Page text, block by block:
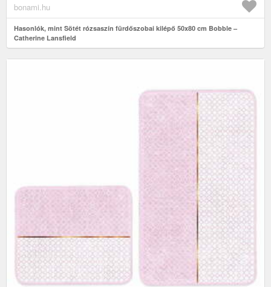
bonami.hu
Hasonlók, mint Sötét rózsaszín fürdőszobai kilépő 50x80 cm Bobble –
Catherine Lansfield